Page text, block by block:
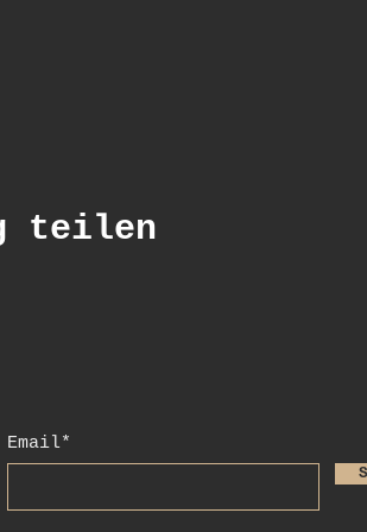
teilen
Email*